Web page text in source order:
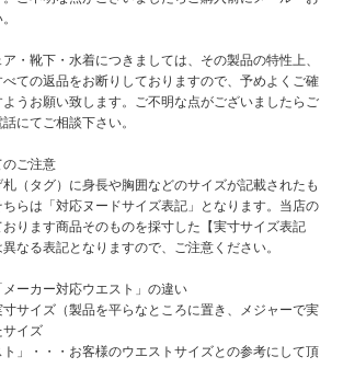
・靴下・水着につきましては、その製品の特性上、
ての返品をお断りしておりますので、予めよくご確
うお願い致します。ご不明な点がございましたらご
にてご相談下さい。
ご注意
（タグ）に身長や胸囲などのサイズが記載されたも
らは「対応ヌードサイズ表記」となります。当店の
ります商品そのものを採寸した【実寸サイズ表記
異なる表記となりますので、ご注意ください。
ーカー対応ウエスト」の違い
寸サイズ（製品を平らなところに置き、メジャーで実
サイズ
ト」・・・お客様のウエストサイズとの参考にして頂